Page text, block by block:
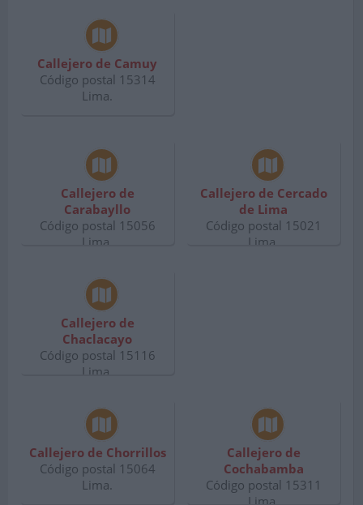
Callejero de Camuy
Código postal 15314
Lima.
Callejero de
Carabayllo
Código postal 15056
Lima.
Callejero de Cercado
de Lima
Código postal 15021
Lima.
Callejero de
Chaclacayo
Código postal 15116
Lima.
Callejero de Chorrillos
Código postal 15064
Lima.
Callejero de
Cochabamba
Código postal 15311
Lima.